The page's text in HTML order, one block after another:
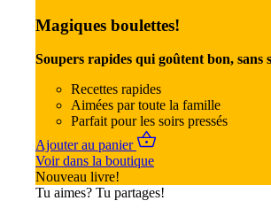
Magiques boulettes!
Soupers rapides qui goûtent bon, sans
Recettes rapides
Aimées par toute la famille
Parfait pour les soirs pressés
Ajouter au panier
Voir dans la boutique
Nouveau livre!
Tu aimes? Tu partages!